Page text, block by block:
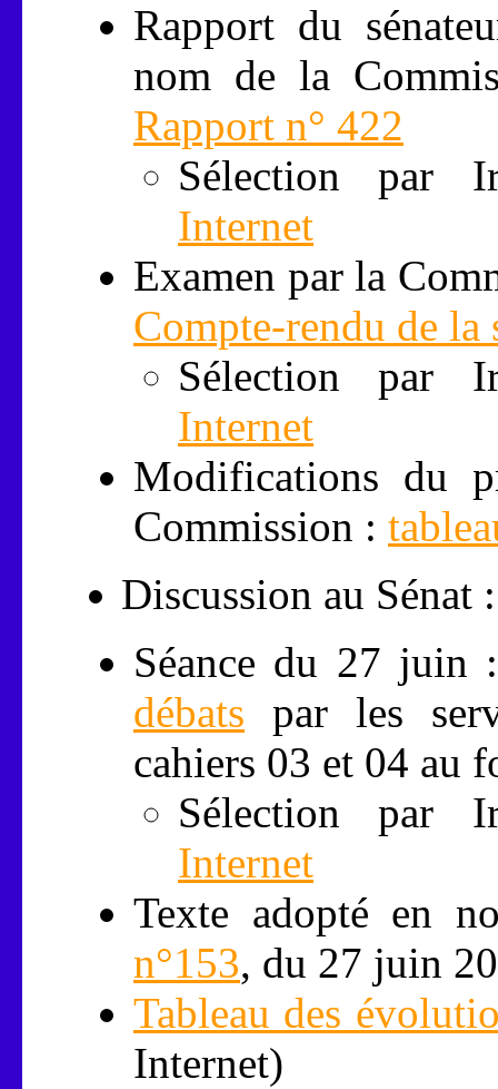
Rapport du
nom de la
Rapport n° 422
Sélection par
Internet
Examen par la
Compte-rendu de la
Sélection par
Internet
Modifications du
Commission :
Discussion au Sénat :
Séance du 27
débats par les
cahiers 03 et 04 au
Sélection par
Internet
Texte adopté en
n°153, du 27 juin
Tableau des
Internet)